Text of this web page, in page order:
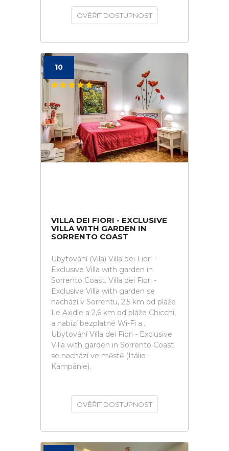
OVĚŘIT DOSTUPNOST
10
VILLA DEI FIORI - EXCLUSIVE
VILLA WITH GARDEN IN
SORRENTO COAST
Ubytování (Vila) Villa dei Fiori -
Exclusive Villa with garden in
Sorrento Coast. Villa dei Fiori -
Exclusive Villa with garden se
nachází v Sorrentu, 2,5 km od pláže
Le Axidie a 2,6 km od pláže Chicchi,
a nabízí bezplatné Wi-Fi a...
Ubytování Villa dei Fiori - Exclusive
Villa with garden in Sorrento Coast
se nachází ve městě (Itálie -
Kampánie).
OVĚŘIT DOSTUPNOST